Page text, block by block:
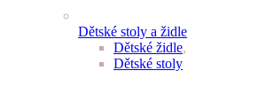
Dětské stoly a židle
Dětské židle,
Dětské stoly